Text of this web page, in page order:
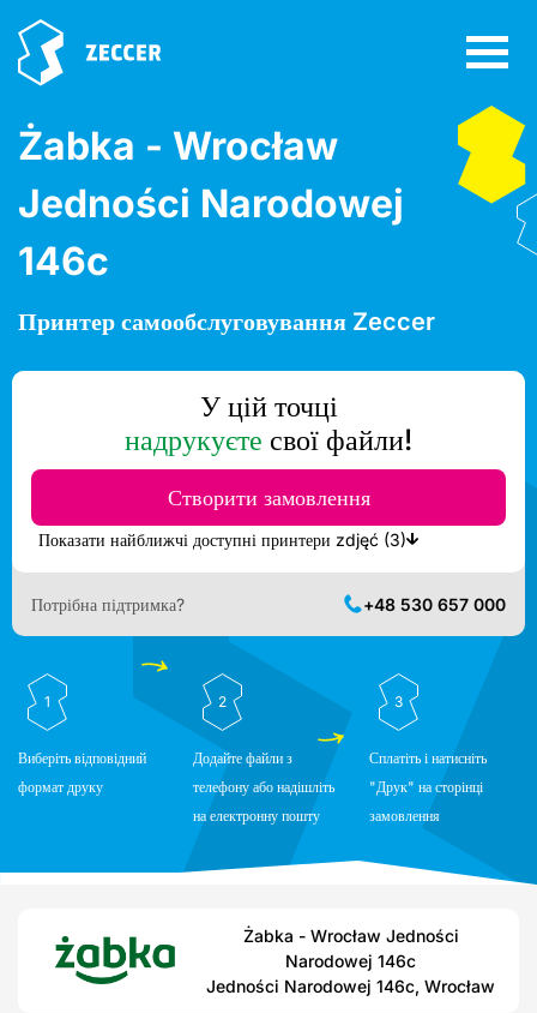
Żabka - Wrocław
Jedności Narodowej
146c
Принтер самообслуговування Zeccer
У цій точці
надрукуєте свої файли!
Створити замовлення
Показати найближчі доступні принтери zdjęć (3)
Потрібна підтримка? +48 530 657 000
1
Виберіть відповідний
формат друку
2
Додайте файли з
телефону або надішліть
на електронну пошту
3
Сплатіть і натисніть
"Друк" на сторінці
замовлення
Żabka - Wrocław Jedności
Narodowej 146c
Jedności Narodowej 146c, Wrocław